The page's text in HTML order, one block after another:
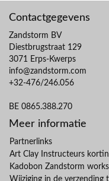
Contactgegevens
Zandstorm BV
Diestbrugstraat 129
3071 Erps-Kwerps
info@zandstorm.com
+32-476/246.056
BE 0865.388.270
Meer informatie
Partnerlinks
Art Clay Instructeurs
Kadobon Zandstorm
Wijziging in de